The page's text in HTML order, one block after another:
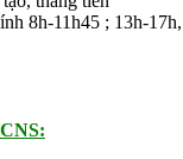
8h-11h45 ; 13h-